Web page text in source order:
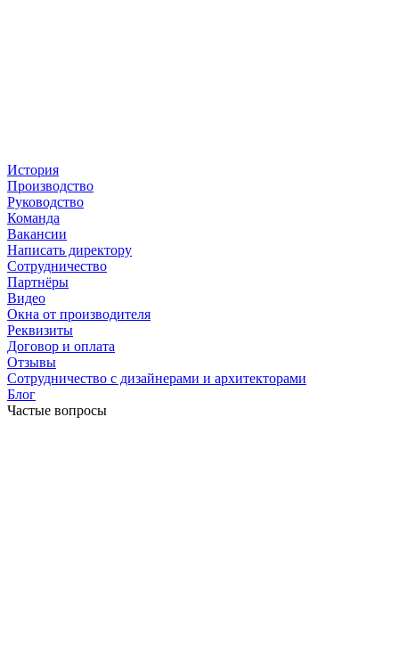
История
Производство
Руководство
Команда
Вакансии
Написать директору
Сотрудничество
Партнёры
Видео
Окна от производителя
Реквизиты
Договор и оплата
Отзывы
Сотрудничество с дизайнерами и архитекторами
Блог
Частые вопросы